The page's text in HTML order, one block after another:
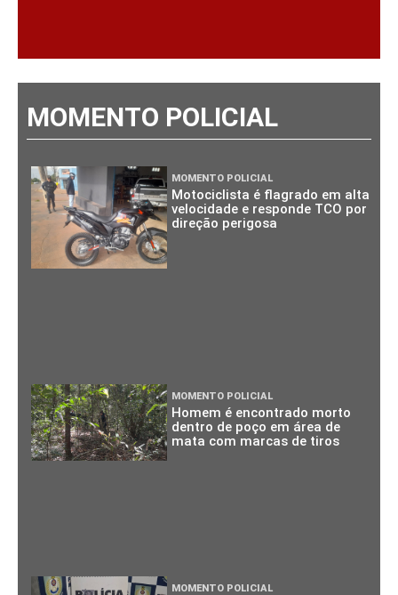
MOMENTO POLICIAL
MOMENTO POLICIAL
Motociclista é flagrado em alta
velocidade e responde TCO por
direção perigosa
MOMENTO POLICIAL
Homem é encontrado morto
dentro de poço em área de
mata com marcas de tiros
MOMENTO POLICIAL